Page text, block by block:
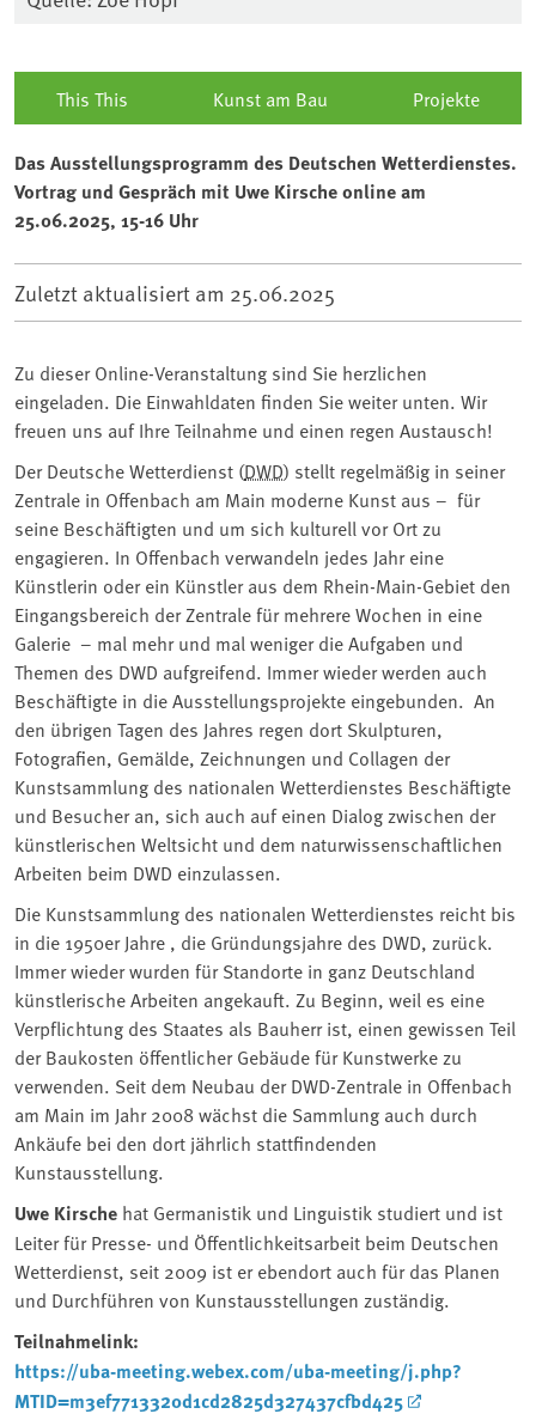
This This Kunst am Bau Projekte
Das Ausstellungsprogramm des Deutschen Wetterdienstes.
Vortrag und Gespräch mit Uwe Kirsche online am
25.06.2025, 15-16 Uhr
Zuletzt aktualisiert am 25.06.2025
Zu dieser Online-Veranstaltung sind Sie herzlichen
eingeladen. Die Einwahldaten finden Sie weiter unten. Wir
freuen uns auf Ihre Teilnahme und einen regen Austausch!
Der Deutsche Wetterdienst (DWD) stellt regelmäßig in seiner
Zentrale in Offenbach am Main moderne Kunst aus – für
seine Beschäftigten und um sich kulturell vor Ort zu
engagieren. In Offenbach verwandeln jedes Jahr eine
Künstlerin oder ein Künstler aus dem Rhein-Main-Gebiet den
Eingangsbereich der Zentrale für mehrere Wochen in eine
Galerie – mal mehr und mal weniger die Aufgaben und
Themen des DWD aufgreifend. Immer wieder werden auch
Beschäftigte in die Ausstellungsprojekte eingebunden. An
den übrigen Tagen des Jahres regen dort Skulpturen,
Fotografien, Gemälde, Zeichnungen und Collagen der
Kunstsammlung des nationalen Wetterdienstes Beschäftigte
und Besucher an, sich auch auf einen Dialog zwischen der
künstlerischen Weltsicht und dem naturwissenschaftlichen
Arbeiten beim DWD einzulassen.
Die Kunstsammlung des nationalen Wetterdienstes reicht bis
in die 1950er Jahre , die Gründungsjahre des DWD, zurück.
Immer wieder wurden für Standorte in ganz Deutschland
künstlerische Arbeiten angekauft. Zu Beginn, weil es eine
Verpflichtung des Staates als Bauherr ist, einen gewissen Teil
der Baukosten öffentlicher Gebäude für Kunstwerke zu
verwenden. Seit dem Neubau der DWD-Zentrale in Offenbach
am Main im Jahr 2008 wächst die Sammlung auch durch
Ankäufe bei den dort jährlich stattfindenden
Kunstausstellung.
Uwe Kirsche hat Germanistik und Linguistik studiert und ist
Leiter für Presse- und Öffentlichkeitsarbeit beim Deutschen
Wetterdienst, seit 2009 ist er ebendort auch für das Planen
und Durchführen von Kunstausstellungen zuständig.
Teilnahmelink:
https://uba-meeting.webex.com/uba-meeting/j.php?
MTID=m3ef7713320d1cd2825d327437cfbd425